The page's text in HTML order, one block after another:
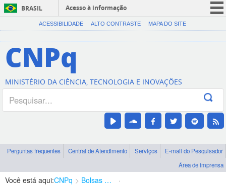
BRASIL
Acesso à informação
CORONAVÍRUS (COVID-19)
Canais
ACESSIBILIDADE ALTO CONTRASTE MAPA DO SITE
CNPq
MINISTÉRIO DA CIÊNCIA, TECNOLOGIA E INOVAÇÕES
Perguntas frequentes Central de Atendimento Serviços
E-mail do Pesquisador
Área de imprensa
Você está aqui:CNPq Bolsas e Auxílios Vigentes